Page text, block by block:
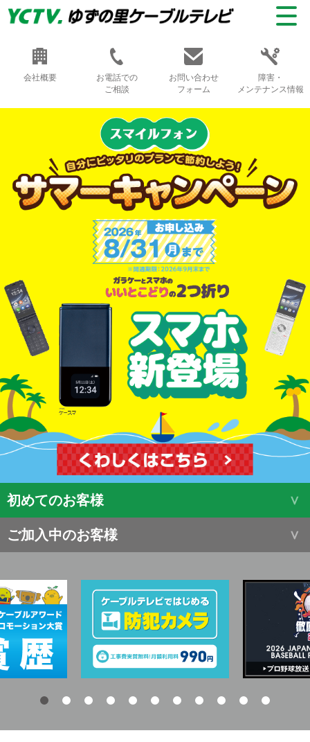
会社概要
お電話での
ご相談
お問い合わせ
フォーム
障害・
メンテナンス情報
初めてのお客様
ご加入中のお客様